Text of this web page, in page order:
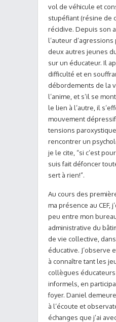
vol de véhicule et
stupéfiant (résine de
récidive. Depuis son
l’auteur
deux autres jeunes
sur un éducateur. Il
difficulté et en
débordements de la
l’anime, et s’il se
le lien à l’autre, il
mouvement
tensions
rencontrer un
je le cite, “si c’est
suis fait défoncer
sert à rien!”.
Au cours des
ma présence au CEF,
peu entre mon
administrative du
de vie collective,
éducative. J’observe
à connaître tant les
collègues éducateurs
informels, en
foyer. Daniel
à l’écoute et
échanges que j’ai